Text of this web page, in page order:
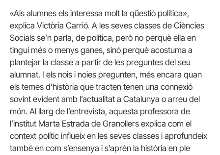
«Als alumnes els interessa molt la qüestió política»,
explica Victòria Carrió. A les seves classes de Ciències
Socials se’n parla, de política, però no perquè ella en
tingui més o menys ganes, sinó perquè acostuma a
plantejar la classe a partir de les preguntes del seu
alumnat. I els nois i noies pregunten, més encara quan
els temes d’història que tracten tenen una connexió
sovint evident amb l’actualitat a Catalunya o arreu del
món. Al llarg de l’entrevista, aquesta professora de
l’institut Marta Estrada de Granollers explica com el
context polític influeix en les seves classes i aprofundeix
també en com s’ensenya i s’aprèn la història en ple